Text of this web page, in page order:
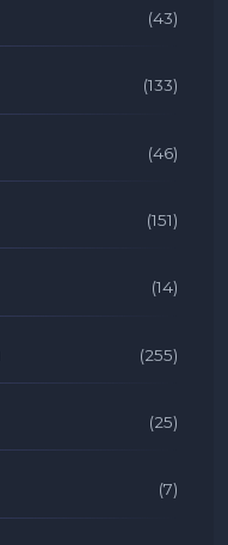
(43)
(133)
(46)
(151)
(14)
(255)
(25)
(7)